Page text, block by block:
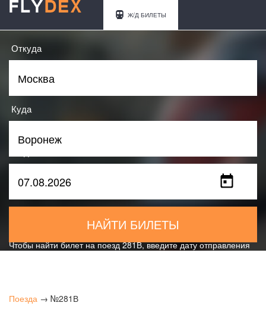
Ж/Д БИЛЕТЫ
Откуда
Куда
НАЙТИ БИЛЕТЫ
Чтобы найти билет на поезд 281В, введите дату отправления
Поезда → №281В